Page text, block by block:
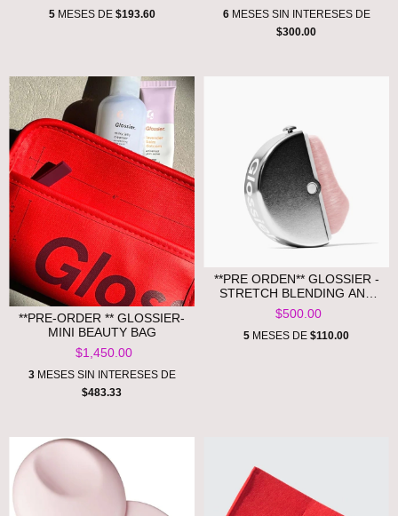
5MESES DE $193.60 6MESES SIN INTERESES DE
$300.00
**PRE-ORDER ** GLOSSIER-
MINI BEAUTY BAG
$1,450.00
3MESES SIN INTERESES DE
$483.33
**PRE ORDEN** GLOSSIER -
STRETCH BLENDING AND
BUFFING FACE BRUSH
$500.00
5 MESES DE $110.00